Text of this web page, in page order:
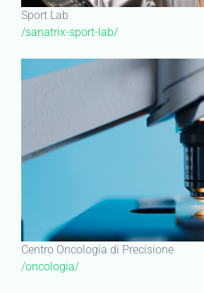
Sport Lab
/sanatrix-sport-lab/
Centro Oncologia di Precisione
/oncologia/